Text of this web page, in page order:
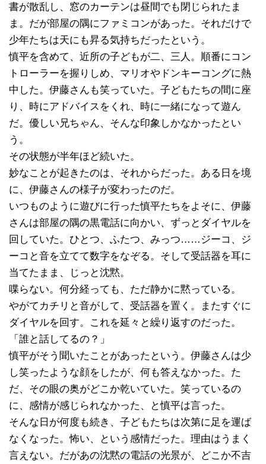
書が散乱し、窓のカーテンは昼間でも閉じられたま
ま。だが部屋の隅にファミコンがあった。それだけで
少年たちは天にも昇る気持ちだったという。
慎平を含めて、近所の子どもが二、三人。順番にコン
トローラーを握りしめ、マリオやドンキーコングに熱
中した。伊藤さんも笑っていた。子どもたちの間に座
り、時にアドバイスをくれ、時に一緒になって遊ん
だ。優しい兄ちゃん、そんな印象しかなかったとい
う。
その状態が半年ほど続いた。
妙なことが起きたのは、それからだった。ある日を境
に、伊藤さんの様子が変わったのだ。
いつものように遊びに行った慎平たちをよそに、伊藤
さんは部屋の隅の黒電話に向かい、ずっとダイヤルを
回していた。ひとつ、ふたつ、みっつ……ジーコ、ジ
ーコと音を立てて数字をなぞる。そして受話器を耳に
当てたまま、じっと沈黙。
喋らない。何分経っても、ただ静かに黙っている。
やがてカチリと音がして、受話器を置く。またすぐに
ダイヤルを回す。これを延々と繰り返すのだった。
「誰と話してるの？」
慎平がそう聞いたことがあったという。伊藤さんは少
し笑ったような顔をしたが、何も答えなかった。た
だ、その眼の奥がどこか乾いていた。笑っているの
に、感情が感じられなかった、と慎平は言った。
そんな日が何度も続き、子どもたちは次第に足を運ば
なくなった。怖い、という感情だった。理由はうまく
言えない。だがあの沈黙の電話の光景が、どこか不吉